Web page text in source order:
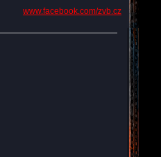
www.facebook.com/zvb.cz